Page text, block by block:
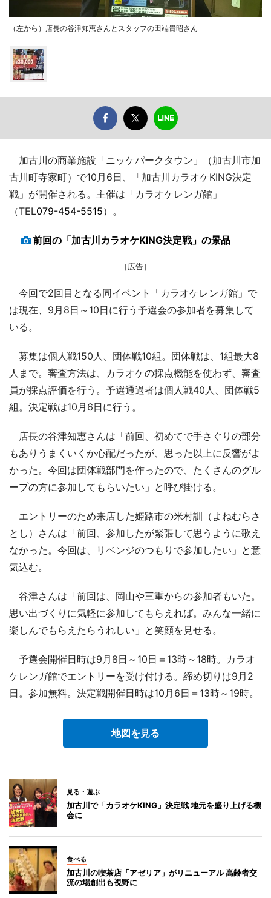
（左から）店長の谷津知恵さんとスタッフの田端貴昭さん
加古川の商業施設「ニッケパークタウン」（加古川市加
古川町寺家町）で10月6日、「加古川カラオケKING決定
戦」が開催される。主催は「カラオケレンガ館」
（TEL079-454-5515）。
前回の「加古川カラオケKING決定戦」の景品
［広告］
今回で2回目となる同イベント「カラオケレンガ館」で
は現在、9月8日～10日に行う予選会の参加者を募集して
いる。
募集は個人戦150人、団体戦10組。団体戦は、1組最大8
人まで。審査方法は、カラオケの採点機能を使わず、審査
員が採点評価を行う。予選通過者は個人戦40人、団体戦5
組。決定戦は10月6日に行う。
店長の谷津知恵さんは「前回、初めてで手さぐりの部分
もありうまくいくか心配だったが、思った以上に反響がよ
かった。今回は団体戦部門を作ったので、たくさんのグル
ープの方に参加してもらいたい」と呼び掛ける。
エントリーのため来店した姫路市の米村訓（よねむらさ
とし）さんは「前回、参加したが緊張して思うように歌え
なかった。今回は、リベンジのつもりで参加したい」と意
気込む。
谷津さんは「前回は、岡山や三重からの参加者もいた。
思い出づくりに気軽に参加してもらえれば。みんな一緒に
楽しんでもらえたらうれしい」と笑顔を見せる。
予選会開催日時は9月8日～10日＝13時～18時。カラオ
ケレンガ館でエントリーを受け付ける。締め切りは9月2
日。参加無料。決定戦開催日時は10月6日＝13時～19時。
地図を見る
見る・遊ぶ
加古川で「カラオケKING」決定戦 地元を盛り上げる機
会に
食べる
加古川の喫茶店「アゼリア」がリニューアル 高齢者交
流の場創出も視野に